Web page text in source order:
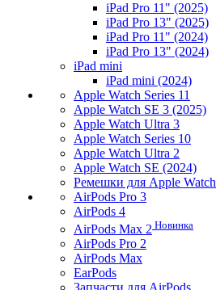
iPad Pro 11" (2025)
iPad Pro 13" (2025)
iPad Pro 11" (2024)
iPad Pro 13" (2024)
iPad mini
iPad mini (2024)
Apple Watch Series 11
Apple Watch SE 3 (2025)
Apple Watch Ultra 3
Apple Watch Series 10
Apple Watch Ultra 2
Apple Watch SE (2024)
Ремешки для Apple Watch
AirPods Pro 3
AirPods 4
AirPods Max 2 Новинка
AirPods Pro 2
AirPods Max
EarPods